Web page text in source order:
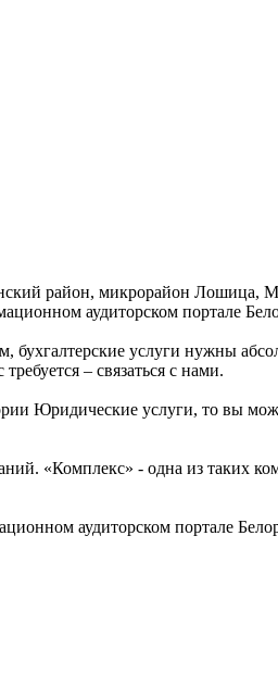
район, микрорайон Лошица,
аудиторском портале
бухгалтерские услуги нужны
– связаться с нами.
Юридические услуги, то вы
«Комплекс» - одна из таких
аудиторском портале